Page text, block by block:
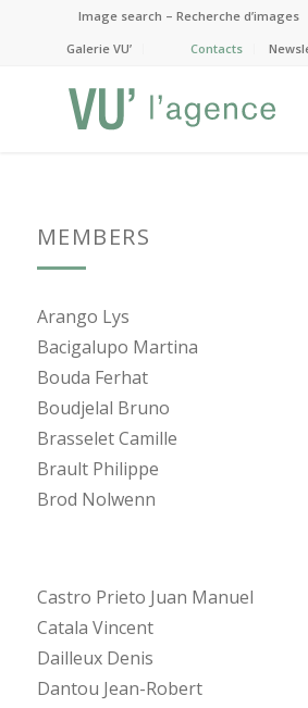
Image search – Recherche d’images
Galerie VU’
Contacts
MEMBERS
Arango Lys
Bacigalupo Martina
Bouda Ferhat
Boudjelal Bruno
Brasselet Camille
Brault Philippe
Brod Nolwenn
Castro Prieto Juan Manuel
Catala Vincent
Dailleux Denis
Dantou Jean-Robert